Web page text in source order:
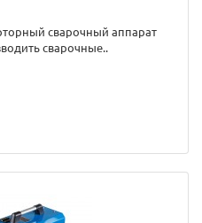
сварочный аппарат
сварочные..